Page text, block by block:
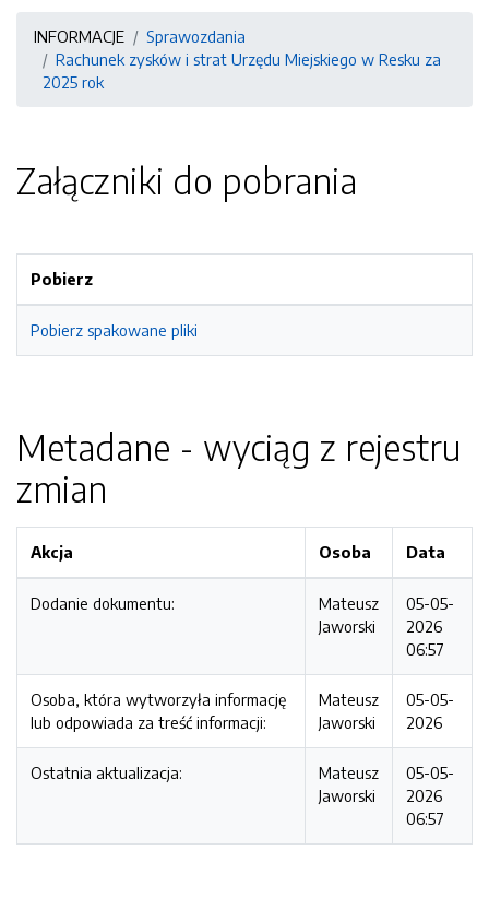
INFORMACJE
Sprawozdania
Rachunek zysków i strat Urzędu Miejskiego w Resku za
2025 rok
Załączniki do pobrania
Pobierz
Pobierz spakowane pliki
Metadane - wyciąg z rejestru
zmian
Akcja Osoba Data
Dodanie dokumentu:
Mateusz
Jaworski
05-05-
2026
06:57
Osoba, która wytworzyła informację
lub odpowiada za treść informacji:
Mateusz
Jaworski
05-05-
2026
Ostatnia aktualizacja:
Mateusz
Jaworski
05-05-
2026
06:57